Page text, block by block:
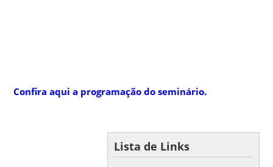
Confira aqui a programação do seminário.
Lista de Links